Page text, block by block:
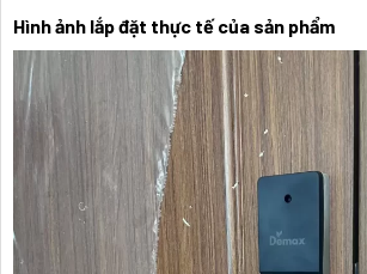
Hình ảnh lắp đặt thực tế của sản phẩm